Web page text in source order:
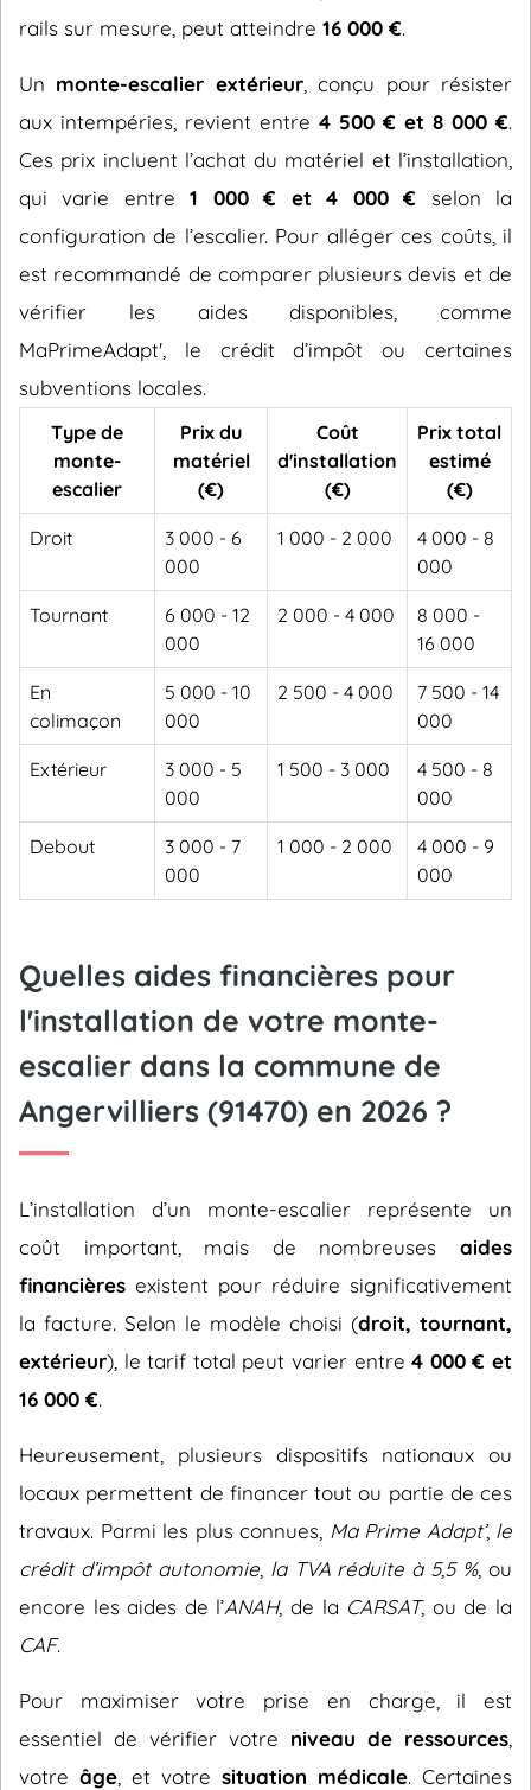
rails sur mesure, peut atteindre 16 000 €.
Un monte-escalier extérieur, conçu pour résister
aux intempéries, revient entre 4 500 € et 8 000 €.
Ces prix incluent l’achat du matériel et l’installation,
qui varie entre1 000 € et 4 000 € selon la
configuration de l’escalier. Pour alléger ces coûts, il
est recommandé de comparer plusieurs devis et de
vérifier les aides disponibles, comme
MaPrimeAdapt', le crédit d’impôt ou certaines
subventions locales.
Type de
monte-
escalier
Prix du
matériel
(€)
Coût
d'installation
(€)
Prix total
estimé
(€)
Droit
3 000 - 6
000
1 000 - 2 000
4 000 - 8
000
Tournant
6 000 - 12
000
2 000 - 4 000
8 000 -
16 000
En
colimaçon
5 000 - 10
000
2 500 - 4 000
7 500 - 14
000
Extérieur
3 000 - 5
000
1 500 - 3 000
4 500 - 8
000
Debout
3 000 - 7
000
1 000 - 2 000
4 000 - 9
000
Quelles aides financières pour
l'installation de votre monte-
escalier dans la commune de
Angervilliers (91470) en 2026 ?
L’installation d’un monte-escalier représente un
coût important, mais de nombreuses aides
financières existent pour réduire significativement
la facture. Selon le modèle choisi (droit, tournant,
extérieur), le tarif total peut varier entre4 000 € et
16 000 €.
Heureusement, plusieurs dispositifs nationaux ou
locaux permettent de financer tout ou partie de ces
travaux. Parmi les plus connues, Ma Prime Adapt’, le
crédit d’impôt autonomie, la TVA réduite à 5,5 %, ou
encore les aides de l’ANAH, de la CARSAT, ou de la
CAF.
Pour maximiser votre prise en charge, il est
essentiel de vérifier votre niveau de ressources
votre âge , et votre situation médicale. Certaines